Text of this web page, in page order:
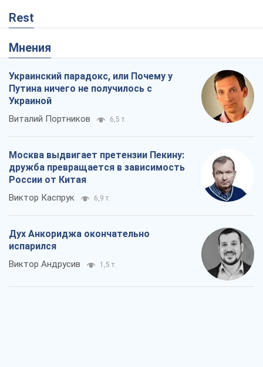
Rest
Мнения
Украинский парадокс, или Почему у
Путина ничего не получилось с
Украиной
Виталий Портников 6,5 т.
Москва выдвигает претензии Пекину:
дружба превращается в зависимость
России от Китая
Виктор Каспрук 6,9 т.
Дух Анкориджа окончательно
испарился
Виктор Андрусив 1,5 т.